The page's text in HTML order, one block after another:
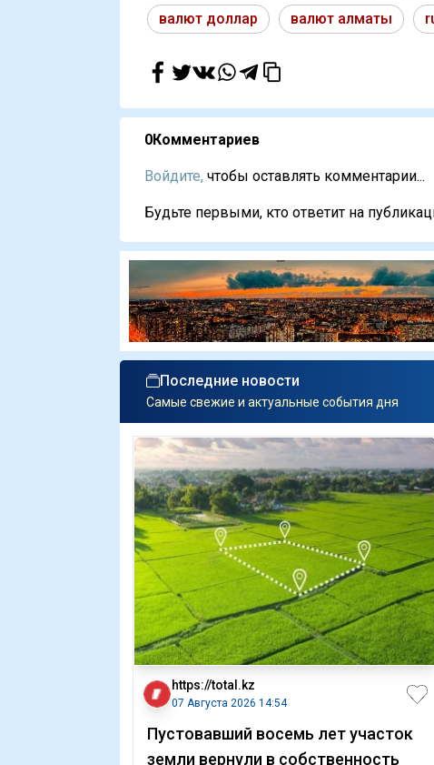
валют доллар валют алматы
0Комментариев
Войдите, чтобы оставлять комментарии...
Будьте первыми, кто ответит на
Последние новости
Самые свежие и актуальные события дня
https://total.kz
07 Августа 2026 14:54
Пустовавший восемь лет участок
земли вернули в собственность